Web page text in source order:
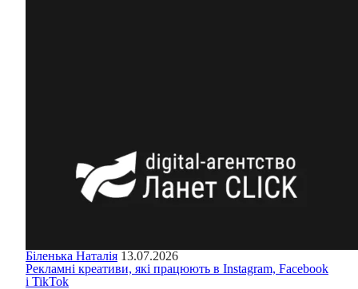
Біленька Наталія 13.07.2026
Рекламні креативи, які працюють в Instagram, Facebook
і TikTok